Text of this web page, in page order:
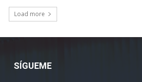
Load more
SÍGUEME